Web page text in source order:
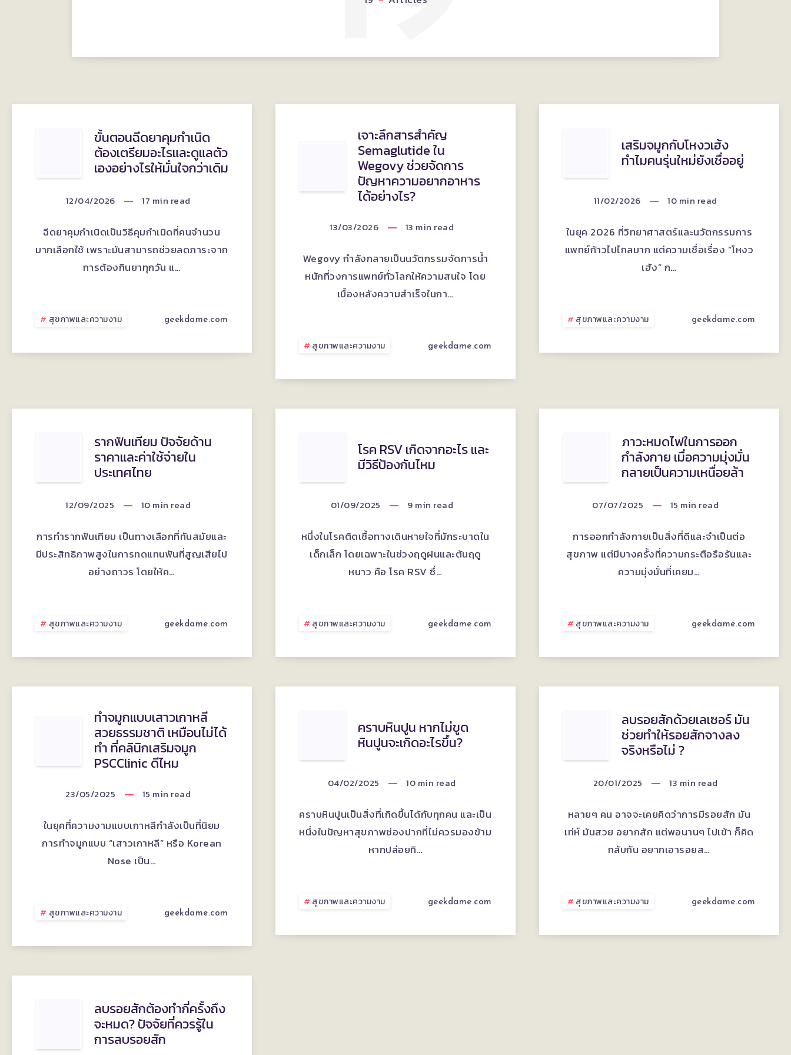
ตอน
ฉีดยา
คุม
กำเนิด
ต้องเต
รี
ดูแล
เอง
อย่างไร
ให้
มั่นใจ
เดิม
ขั้นตอนฉีดยาคุมกำเนิด
ต้องเตรียมอะไรและดูแลตัว
เองอย่างไรให้มั่นใจกว่าเดิม
12/04/2026 17 min read
ฉีดยาคุมกำเนิดเป็นวิธีคุมกำเนิดที่คนจำนวน
มากเลือกใช้ เพราะมันสามารถช่วยลดภาระจาก
การต้องกินยาทุกวัน แ…
สุขภาพและความงาม geekdame.com
ลึก
สาร
สำคัญ
SEMAGLUTIDE
ช่วย
จัดการ
ปัญหา
ความ
อยาก
อาหาร
ได้
อย่างไร?
เจาะลึกสารสำคัญ
Semaglutide ใน
Wegovy ช่วยจัดการ
ปัญหาความอยากอาหาร
ได้อย่างไร?
13/03/2026 13 min read
Wegovy กำลังกลายเป็นนวัตกรรมจัดการน้ำ
หนักที่วงการแพทย์ทั่วโลกให้ความสนใจ โดย
เบื้องหลังความสำเร็จในกา…
สุขภาพและความงาม geekdame.com
จมูก
กับ
โหง
ว
ทำไม
ยัง
อยู่
เสริมจมูกกับโหงวเฮ้ง
ทำไมคนรุ่นใหม่ยังเชื่ออยู่
11/02/2026 10 min read
ในยุค 2026 ที่วิทยาศาสตร์และนวัตกรรมการ
แพทย์ก้าวไปไกลมาก แต่ความเชื่อเรื่อง “โหงว
เฮ้ง” ก…
สุขภาพและความงาม geekdame.com
รากฟัน
เทียม
ปัจจัย
ด้าน
ราคา
ค่า
ใน
ประเทศไทย
รากฟันเทียม ปัจจัยด้าน
ราคาและค่าใช้จ่ายใน
ประเทศไทย
12/09/2025 10 min read
การทำรากฟันเทียม เป็นทางเลือกที่ทันสมัยและ
มีประสิทธิภาพสูงในการทดแทนฟันที่สูญเสียไป
อย่างถาวร โดยให้ค…
สุขภาพและความงาม geekdame.com
RSV
เกิด
จาก
อะไร
มี
ไหม
โรค RSV เกิดจากอะไร และ
มีวิธีป้องกันไหม
01/09/2025 9 min read
หนึ่งในโรคติดเชื้อทางเดินหายใจที่มักระบาดใน
เด็กเล็ก โดยเฉพาะในช่วงฤดูฝนและต้นฤดู
หนาว คือ โรค RSV ซึ่…
สุขภาพและความงาม geekdame.com
หมด
ใน
การ
กำลัง
ความ
มั่น
กลาย
เป็น
ความ
เหนื่อย
ล้า
ภาวะหมดไฟในการออก
กำลังกาย เมื่อความมุ่งมั่น
กลายเป็นความเหนื่อยล้า
07/07/2025 15 min read
การออกกำลังกายเป็นสิ่งที่ดีและจำเป็นต่อ
สุขภาพ แต่มีบางครั้งที่ความกระตือรือร้นและ
ความมุ่งมั่นที่เคยม…
สุขภาพและความงาม geekdame.com
จมูก
แบบ
เสาว
เกาหลี
ธรรมชาติ
เหมือน
ไม่
ได้
ที่
ทำจมูกแบบเสาวเกาหลี
สวยธรรมชาติ เหมือนไม่ได้
ทำ ที่คลินิกเสริมจมูก
PSCClinic ดีไหม
23/05/2025 15 min read
ในยุคที่ความงามแบบเกาหลีกำลังเป็นที่นิยม
การทำจมูกแบบ “เสาวเกาหลี” หรือ Korean
Nose เป็น…
สุขภาพและความงาม geekdame.com
คราบ
หินปูน
หาก
ไม่
ขูด
จะ
คราบหินปูน หากไม่ขูด
หินปูนจะเกิดอะไรขึ้น?
04/02/2025 10 min read
คราบหินปูนเป็นสิ่งที่เกิดขึ้นได้กับทุกคน และเป็น
หนึ่งในปัญหาสุขภาพช่องปากที่ไม่ควรมองข้าม
หากปล่อยทิ…
สุขภาพและความงาม geekdame.com
ลบรอย
สัก
ด้วย
เลเซอร์
มัน
ช่วย
ทำให้
ลบรอยสักด้วยเลเซอร์ มัน
ช่วยทำให้รอยสักจางลง
จริงหรือไม่ ?
20/01/2025 13 min read
หลายๆ คน อาจจะเคยคิดว่าการมีรอยสัก มัน
เท่ห์ มันสวย อยากสัก แต่พอนานๆ ไปเข้า ก็คิด
กลับกัน อยากเอารอยส…
สุขภาพและความงาม geekdame.com
ลบรอย
สัก
ลบรอยสักต้องทำกี่ครั้งถึง
จะหมด? ปัจจัยที่ควรรู้ใน
การลบรอยสัก